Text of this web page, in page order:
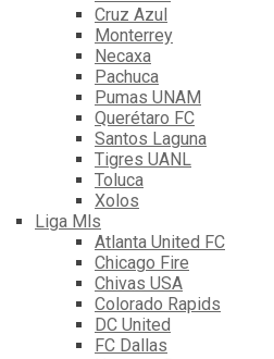
Cruz Azul
Monterrey
Necaxa
Pachuca
Pumas UNAM
Querétaro FC
Santos Laguna
Tigres UANL
Toluca
Xolos
Liga Mls
Atlanta United FC
Chicago Fire
Chivas USA
Colorado Rapids
DC United
FC Dallas